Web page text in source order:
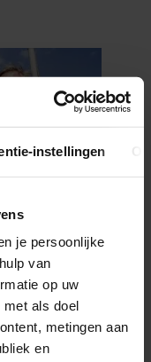
instellingen
je persoonlijke
van
op uw
met als doel
metingen aan
en